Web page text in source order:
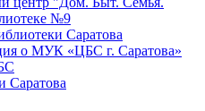
№9
Саратова
о МУК «ЦБС г. Саратова»
Саратова